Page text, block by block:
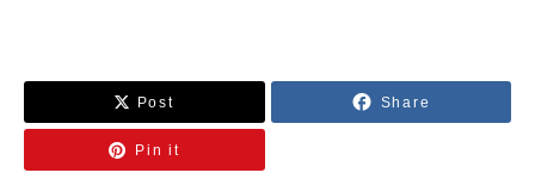
Post Share
Pin it